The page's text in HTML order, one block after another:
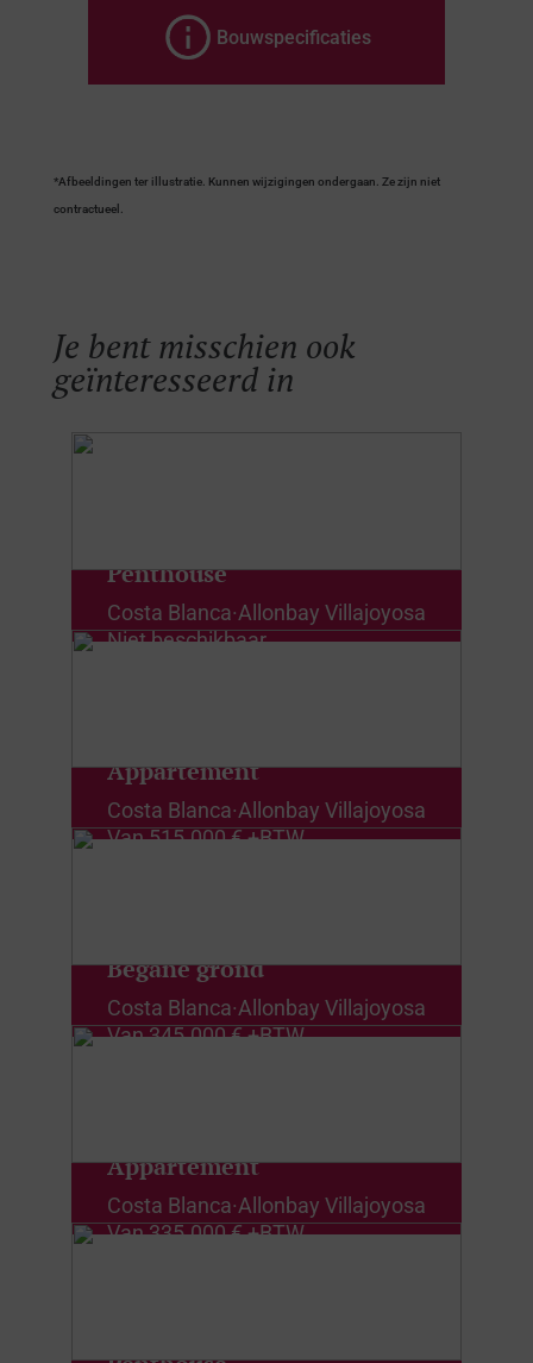
Bouwspecificaties
*Afbeeldingen ter illustratie. Kunnen wijzigingen ondergaan. Ze zijn niet
contractueel.
Je bent misschien ook
geïnteresseerd in
Penthouse
Costa Blanca·Allonbay Villajoyosa
Niet beschikbaar
Appartement
Costa Blanca·Allonbay Villajoyosa
Van515.000 € +BTW
Begane grond
Costa Blanca·Allonbay Villajoyosa
Van345.000 € +BTW
Appartement
Costa Blanca·Allonbay Villajoyosa
Van335.000 € +BTW